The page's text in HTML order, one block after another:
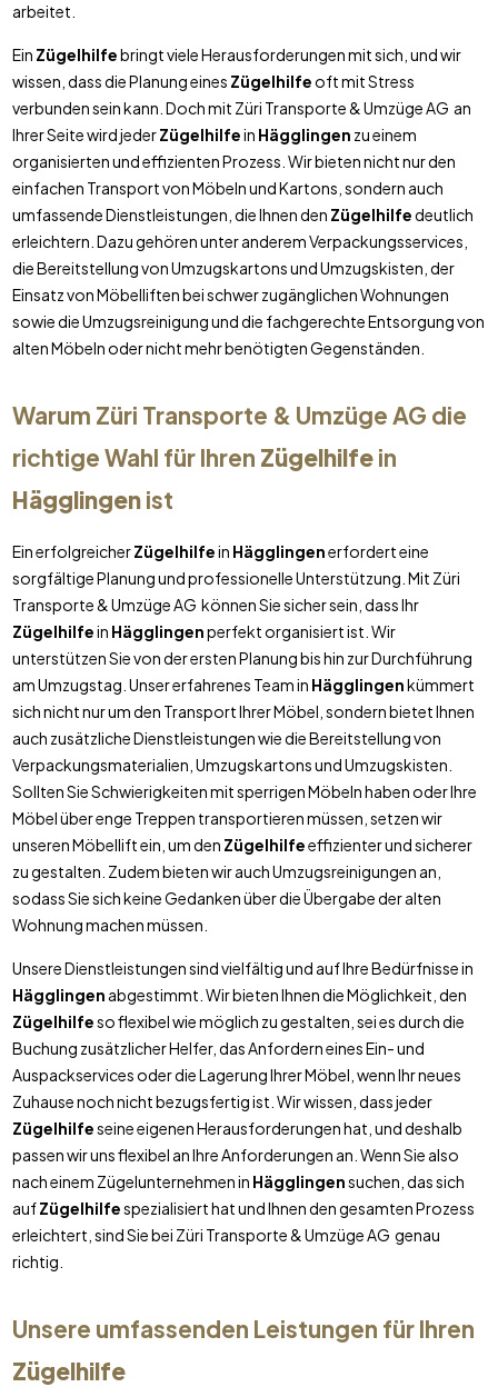
arbeitet.
Ein Zügelhilfebringt viele Herausforderungen mit sich, und wir
wissen, dass die Planung eines Zügelhilfeoft mit Stress
verbunden sein kann. Doch mit Züri Transporte & Umzüge AG an
Ihrer Seite wird jederZügelhilfein Hägglingen zu einem
organisierten und effizienten Prozess. Wir bieten nicht nur den
einfachen Transport von Möbeln und Kartons, sondern auch
umfassende Dienstleistungen, die Ihnen den Zügelhilfedeutlich
erleichtern. Dazu gehören unter anderem Verpackungsservices,
die Bereitstellung von Umzugskartons und Umzugskisten, der
Einsatz von Möbelliften bei schwer zugänglichen Wohnungen
sowie die Umzugsreinigung und die fachgerechte Entsorgung von
alten Möbeln oder nicht mehr benötigten Gegenständen.
Warum Züri Transporte & Umzüge AG die
richtige Wahl für Ihren Zügelhilfein
Hägglingenist
Ein erfolgreicherZügelhilfein Hägglingenerfordert eine
sorgfältige Planung und professionelle Unterstützung. Mit Züri
Transporte & Umzüge AG können Sie sicher sein, dass Ihr
Zügelhilfein Hägglingenperfekt organisiert ist. Wir
unterstützen Sie von der ersten Planung bis hin zur Durchführung
am Umzugstag. Unser erfahrenes Team in Hägglingenkümmert
sich nicht nur um den Transport Ihrer Möbel, sondern bietet Ihnen
auch zusätzliche Dienstleistungen wie die Bereitstellung von
Verpackungsmaterialien, Umzugskartons und Umzugskisten.
Sollten Sie Schwierigkeiten mit sperrigen Möbeln haben oder Ihre
Möbel über enge Treppen transportieren müssen, setzen wir
unseren Möbellift ein, um den Zügelhilfeeffizienter und sicherer
zu gestalten. Zudem bieten wir auch Umzugsreinigungen an,
sodass Sie sich keine Gedanken über die Übergabe der alten
Wohnung machen müssen.
Unsere Dienstleistungen sind vielfältig und auf Ihre Bedürfnisse in
Hägglingen abgestimmt. Wir bieten Ihnen die Möglichkeit, den
Zügelhilfeso flexibel wie möglich zu gestalten, sei es durch die
Buchung zusätzlicher Helfer, das Anfordern eines Ein- und
Auspackservices oder die Lagerung Ihrer Möbel, wenn Ihr neues
Zuhause noch nicht bezugsfertig ist. Wir wissen, dass jeder
Zügelhilfeseine eigenen Herausforderungen hat, und deshalb
passen wir uns flexibel an Ihre Anforderungen an. Wenn Sie also
nach einem Zügelunternehmen in Hägglingensuchen, das sich
aufZügelhilfespezialisiert hat und Ihnen den gesamten Prozess
erleichtert, sind Sie bei Züri Transporte & Umzüge AG genau
richtig.
Unsere umfassenden Leistungen für Ihren
Zügelhilfe